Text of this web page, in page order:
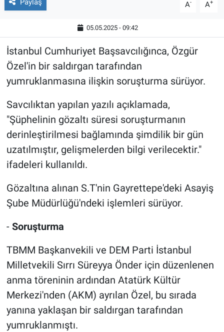
Paylaş A- A+
05.05.2025 - 09:42
İstanbul Cumhuriyet Başsavcılığınca, Özgür
Özel'in bir saldırgan tarafından
yumruklanmasına ilişkin soruşturma sürüyor.
Savcılıktan yapılan yazılı açıklamada,
"Şüphelinin gözaltı süresi soruşturmanın
derinleştirilmesi bağlamında şimdilik bir gün
uzatılmıştır, gelişmelerden bilgi verilecektir."
ifadeleri kullanıldı.
Gözaltına alınan S.T'nin Gayrettepe'deki Asayiş
Şube Müdürlüğü'ndeki işlemleri sürüyor.
- Soruşturma
TBMM Başkanvekili ve DEM Parti İstanbul
Milletvekili Sırrı Süreyya Önder için düzenlenen
anma töreninin ardından Atatürk Kültür
Merkezi'nden (AKM) ayrılan Özel, bu sırada
yanına yaklaşan bir saldırgan tarafından
yumruklanmıştı.